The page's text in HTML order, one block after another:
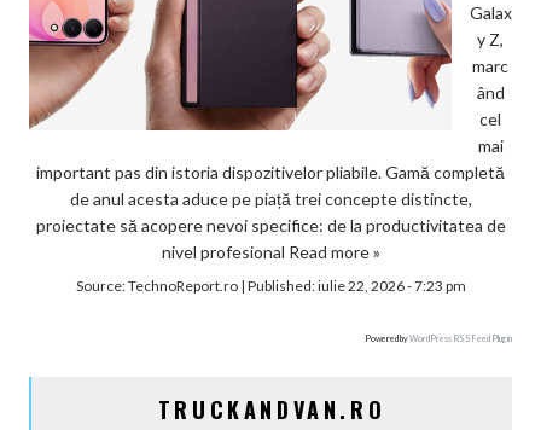
Galax
y Z,
marc
ând
cel
mai
important pas din istoria dispozitivelor pliabile. Gamă completă
de anul acesta aduce pe piață trei concepte distincte,
proiectate să acopere nevoi specifice: de la productivitatea de
nivel profesional Read more »
Source:TechnoReport.ro| Published:iulie 22, 2026 - 7:23 pm
Powered byWordPress RSS Feed Plugin
TRUCKANDVAN.RO